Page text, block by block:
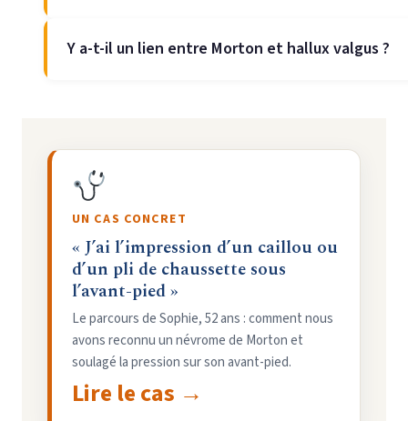
Y a-t-il un lien entre Morton et hallux valgus ?
UN CAS CONCRET
« J’ai l’impression d’un caillou ou
d’un pli de chaussette sous
l’avant-pied »
Le parcours de Sophie, 52 ans : comment nous
avons reconnu un névrome de Morton et
soulagé la pression sur son avant-pied.
Lire le cas →